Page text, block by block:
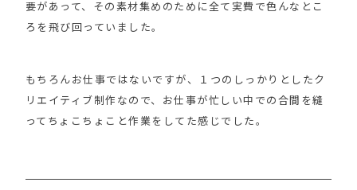
要があって、その素材集めのために全て実費で色んなとこ
ろを飛び回っていました。
もちろんお仕事ではないですが、１つのしっかりとしたク
リエイティブ制作なので、お仕事が忙しい中での合間を縫
ってちょこちょこと作業をしてた感じでした。